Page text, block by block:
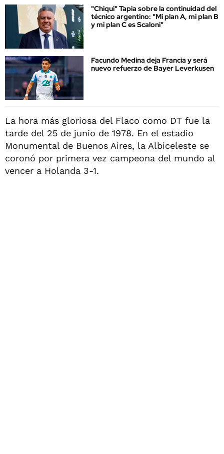
"Chiqui" Tapia sobre la continuidad del
técnico argentino: "Mi plan A, mi plan B
y mi plan C es Scaloni"
Facundo Medina deja Francia y será
nuevo refuerzo de Bayer Leverkusen
La hora más gloriosa del Flaco como DT fue la
tarde del 25 de junio de 1978. En el estadio
Monumental de Buenos Aires, la Albiceleste se
coronó por primera vez campeona del mundo al
vencer a Holanda 3-1.